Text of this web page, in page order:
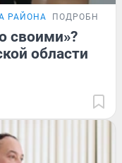
РАЙОНА
своими»?
области